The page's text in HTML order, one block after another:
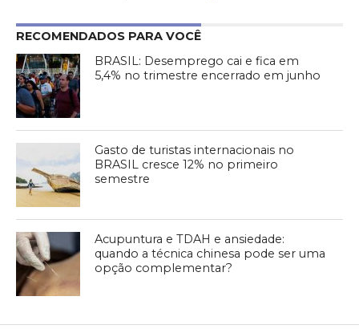
RECOMENDADOS PARA VOCÊ
BRASIL: Desemprego cai e fica em
5,4% no trimestre encerrado em junho
Gasto de turistas internacionais no
BRASIL cresce 12% no primeiro
semestre
Acupuntura e TDAH e ansiedade:
quando a técnica chinesa pode ser uma
opção complementar?